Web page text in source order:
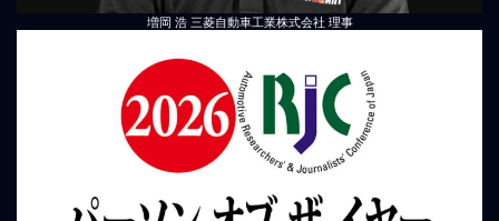
増岡 浩 三菱自動車工業株式会社 理事